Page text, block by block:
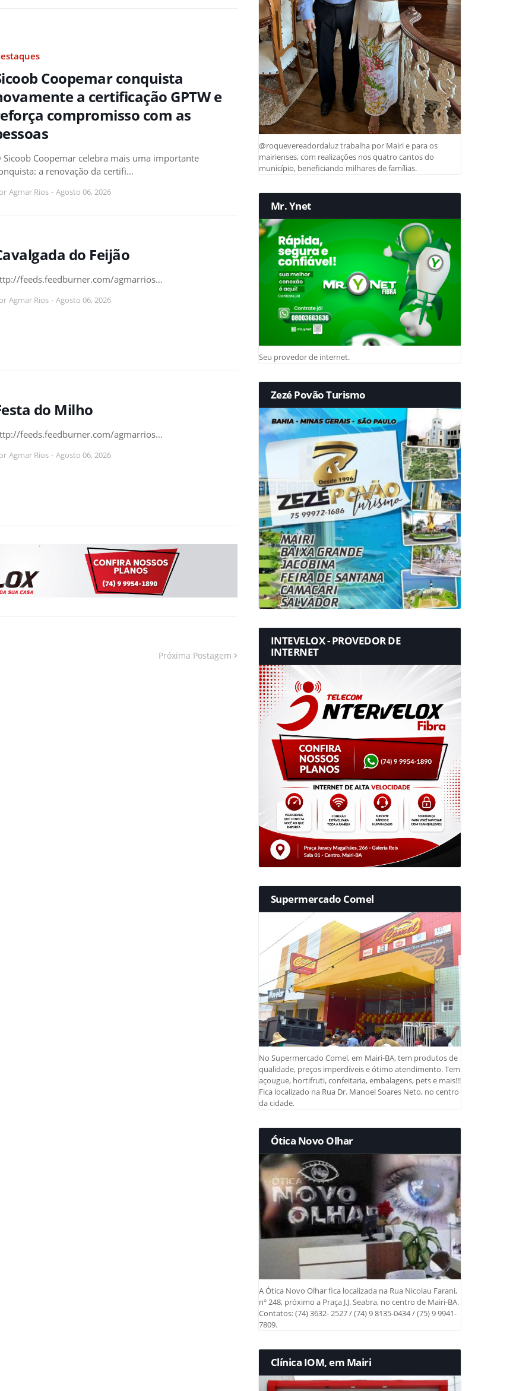
Coopemar conquista
a certificação GPTW e
compromisso com as
Sicoob Coopemar celebra mais uma importante
a renovação da certifi…
Agmar Rios - Agosto 06, 2026
do Feijão
feeds.feedburner.com/agmarrios…
Agmar Rios - Agosto 06, 2026
do Milho
feeds.feedburner.com/agmarrios…
Agmar Rios - Agosto 06, 2026
Próxima Postagem
@roquevereadordaluz trabalha por Mairi e para os
mairienses, com realizações nos quatro cantos do
município, beneficiando milhares de famílias.
Mr. Ynet
Seu provedor de internet.
Zezé Povão Turismo
INTEVELOX - PROVEDOR DE
INTERNET
Supermercado Comel
No Supermercado Comel, em Mairi-BA, tem produtos de
qualidade, preços imperdíveis e ótimo atendimento. Tem
açougue, hortifruti, confeitaria, embalagens, pets e mais!!!
Fica localizado na Rua Dr. Manoel Soares Neto, no centro
da cidade.
Ótica Novo Olhar
A Ótica Novo Olhar fica localizada na Rua Nicolau Farani,
nº 248, próximo a Praça J.J. Seabra, no centro de Mairi-BA.
Contatos: (74) 3632- 2527 / (74) 9 8135-0434 / (75) 9 9941-
7809.
Clínica IOM, em Mairi